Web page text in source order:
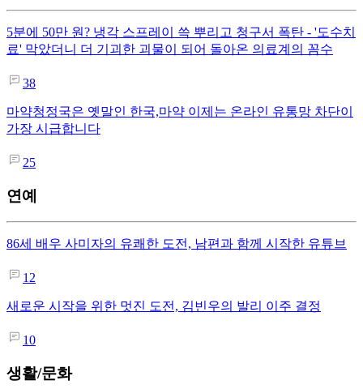
5분에 50만 원? 냉각 스프레이 쓱 뿌리고 청구서 폭탄 - '도수치
료' 막았더니 더 기괴한 괴물이 되어 돌아온 의료계의 꼼수
38
마약청정국은 옛말인 한국,마약 이제는 온라인 유통망 차단이
가장 시급합니다
25
연예
86세 배우 사미자의 유쾌한 도전, 남편과 함께 시작한 유튜브
12
새로운 시작을 위한 멋진 도전, 김빈우의 발리 이주 결정
10
생활/문화